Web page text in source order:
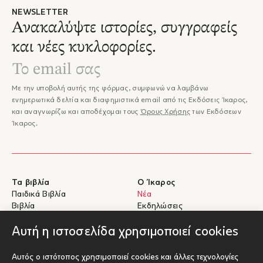
Αυτή η ιστοσελίδα χρησιμοποιεί cookies
Αυτός ο ιστότοπος χρησιμοποιεί cookies και άλλες τεχνολογίες
NEWSLETTER
Ανακαλύψτε ιστορίες, συγγραφείς
και νέες κυκλοφορίες.
Με την υποβολή αυτής της φόρμας, συμφωνώ να λαμβάνω
ενημερωτικά δελτία και διαφημιστικά email από τις Εκδόσεις Ίκαρος,
και αναγνωρίζω και αποδέχομαι τους Όρους Χρήσης των Εκδόσεων
Ίκαρος.
Τα βιβλία
Παιδικά Βιβλία
Βιβλία
Ο Ίκαρος
Νέα
Εκδηλώσεις
Βοήθεια
Για Συγγραφείς